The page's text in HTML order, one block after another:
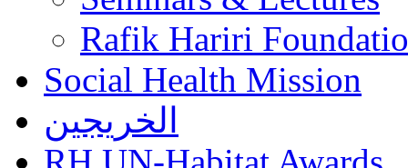
Rafik Hariri
Social Health Mission
الخريجين